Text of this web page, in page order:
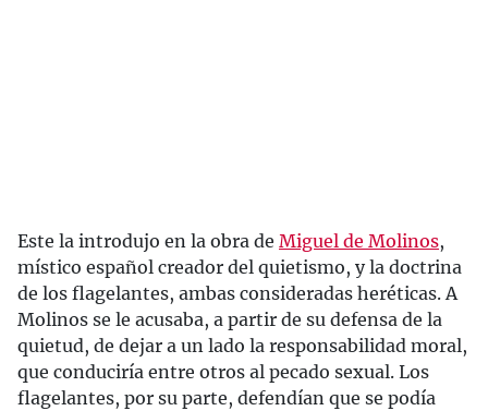
Este la introdujo en la obra de Miguel de Molinos,
místico español creador del quietismo, y la doctrina
de los flagelantes, ambas consideradas heréticas. A
Molinos se le acusaba, a partir de su defensa de la
quietud, de dejar a un lado la responsabilidad moral,
que conduciría entre otros al pecado sexual. Los
flagelantes, por su parte, defendían que se podía